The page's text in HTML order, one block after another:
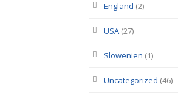
England (2)
USA (27)
Slowenien (1)
Uncategorized (46)